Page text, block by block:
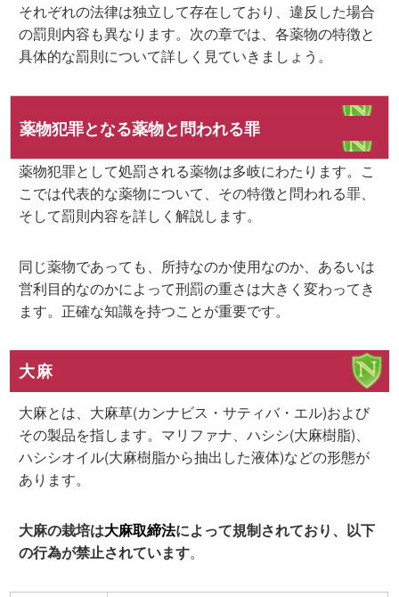
それぞれの法律は独立して存在しており、違反した場合
の罰則内容も異なります。次の章では、各薬物の特徴と
具体的な罰則について詳しく見ていきましょう。
薬物犯罪となる薬物と問われる罪
薬物犯罪として処罰される薬物は多岐にわたります。こ
こでは代表的な薬物について、その特徴と問われる罪、
そして罰則内容を詳しく解説します。
同じ薬物であっても、所持なのか使用なのか、あるいは
営利目的なのかによって刑罰の重さは大きく変わってき
ます。正確な知識を持つことが重要です。
大麻
大麻とは、大麻草(カンナビス・サティバ・エル)および
その製品を指します。マリファナ、ハシシ(大麻樹脂)、
ハシシオイル(大麻樹脂から抽出した液体)などの形態が
あります。
大麻の栽培は大麻取締法によって規制されており、以下
の行為が禁止されています。